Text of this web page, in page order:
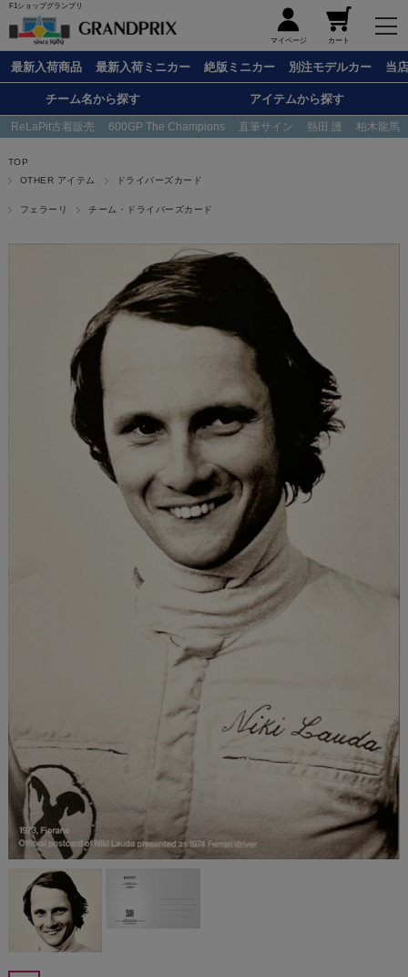
F1ショップグランプリ
マイページ カート
最新入荷商品 最新入荷ミニカー 絶版ミニカー 別注モデルカー 当
チーム名から探す アイテムから探す
ReLaPit古着販売 600GP The Champions 直筆サイン 熱田 護 柏木龍馬
TOP
OTHER アイテム
ドライバーズカード
フェラーリ チーム・ドライバーズカード